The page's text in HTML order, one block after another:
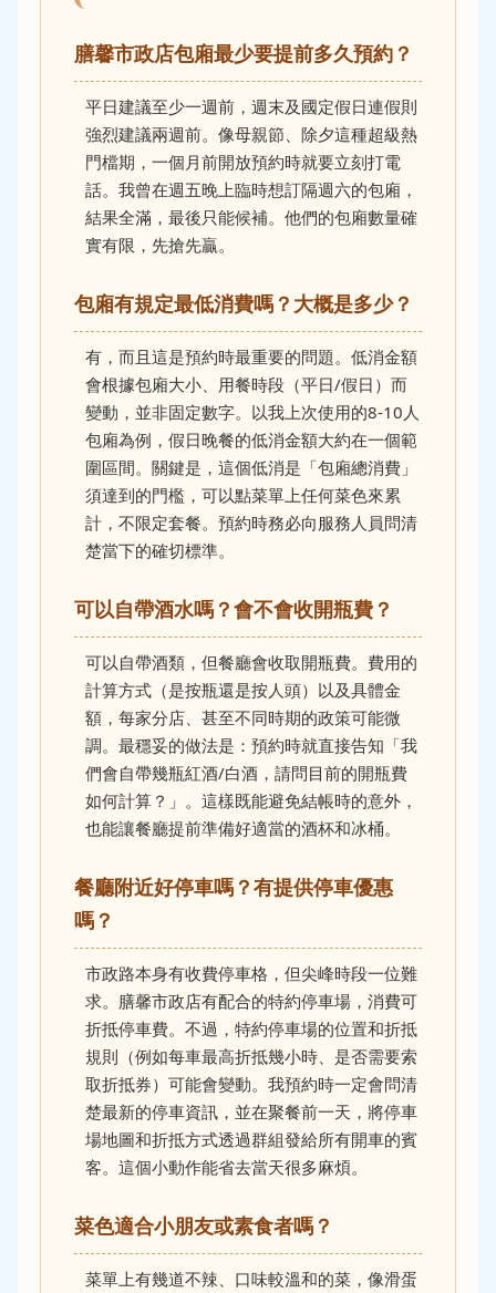
膳馨市政店包廂最少要提前多久預約？
平日建議至少一週前，週末及國定假日連假則
強烈建議兩週前。像母親節、除夕這種超級熱
門檔期，一個月前開放預約時就要立刻打電
話。我曾在週五晚上臨時想訂隔週六的包廂，
結果全滿，最後只能候補。他們的包廂數量確
實有限，先搶先贏。
包廂有規定最低消費嗎？大概是多少？
有，而且這是預約時最重要的問題。低消金額
會根據包廂大小、用餐時段（平日/假日）而
變動，並非固定數字。以我上次使用的8-10人
包廂為例，假日晚餐的低消金額大約在一個範
圍區間。關鍵是，這個低消是「包廂總消費」
須達到的門檻，可以點菜單上任何菜色來累
計，不限定套餐。預約時務必向服務人員問清
楚當下的確切標準。
可以自帶酒水嗎？會不會收開瓶費？
可以自帶酒類，但餐廳會收取開瓶費。費用的
計算方式（是按瓶還是按人頭）以及具體金
額，每家分店、甚至不同時期的政策可能微
調。最穩妥的做法是：預約時就直接告知「我
們會自帶幾瓶紅酒/白酒，請問目前的開瓶費
如何計算？」。這樣既能避免結帳時的意外，
也能讓餐廳提前準備好適當的酒杯和冰桶。
餐廳附近好停車嗎？有提供停車優惠
嗎？
市政路本身有收費停車格，但尖峰時段一位難
求。膳馨市政店有配合的特約停車場，消費可
折抵停車費。不過，特約停車場的位置和折抵
規則（例如每車最高折抵幾小時、是否需要索
取折抵券）可能會變動。我預約時一定會問清
楚最新的停車資訊，並在聚餐前一天，將停車
場地圖和折抵方式透過群組發給所有開車的賓
客。這個小動作能省去當天很多麻煩。
菜色適合小朋友或素食者嗎？
菜單上有幾道不辣、口味較溫和的菜，像滑蛋